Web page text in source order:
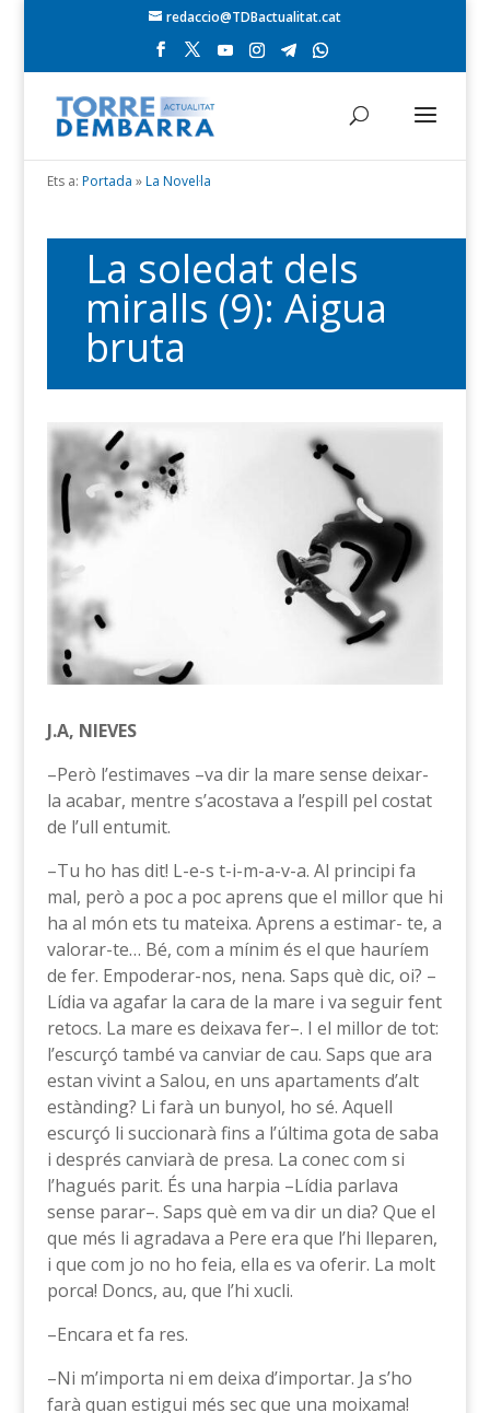
redaccio@TDBactualitat.cat
Ets a: Portada »La Novel·la
La soledat dels
miralls (9): Aigua
bruta
J.A, NIEVES
–Però l’estimaves –va dir la mare sense deixar-
la acabar, mentre s’acostava a l’espill pel costat
de l’ull entumit.
–Tu ho has dit! L-e-s t-i-m-a-v-a. Al principi fa
mal, però a poc a poc aprens que el millor que hi
ha al món ets tu mateixa. Aprens a estimar- te, a
valorar-te… Bé, com a mínim és el que hauríem
de fer. Empoderar-nos, nena. Saps què dic, oi? –
Lídia va agafar la cara de la mare i va seguir fent
retocs. La mare es deixava fer–. I el millor de tot:
l’escurçó també va canviar de cau. Saps que ara
estan vivint a Salou, en uns apartaments d’alt
estànding? Li farà un bunyol, ho sé. Aquell
escurçó li succionarà fins a l’última gota de saba
i després canviarà de presa. La conec com si
l’hagués parit. És una harpia –Lídia parlava
sense parar–. Saps què em va dir un dia? Que el
que més li agradava a Pere era que l’hi lleparen,
i que com jo no ho feia, ella es va oferir. La molt
porca! Doncs, au, que l’hi xucli.
–Encara et fa res.
–Ni m’importa ni em deixa d’importar. Ja s’ho
farà quan estigui més sec que una moixama!